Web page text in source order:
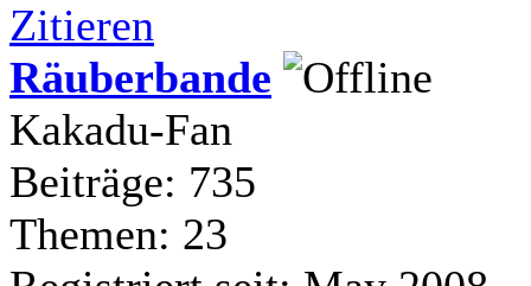
Zitieren
Räuberbande
Kakadu-Fan
Beiträge: 735
Themen: 23